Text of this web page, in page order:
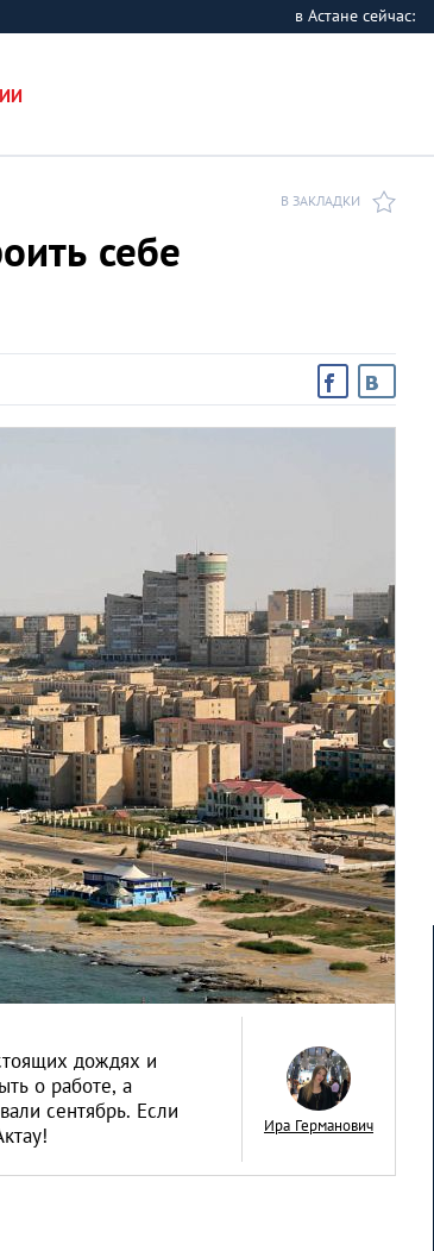
в Астане сейчас:
В ЗАКЛАДКИ
себе
дождях и
о работе, а
сентябрь. Если
Ира Германович